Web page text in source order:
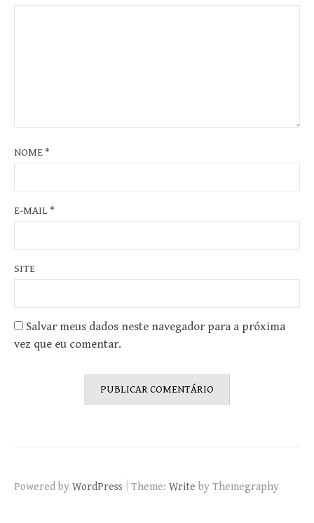
NOME*
E-MAIL*
SITE
Salvar meus dados neste navegador para a próxima
vez que eu comentar.
Powered by WordPress Theme: Write by Themegraphy